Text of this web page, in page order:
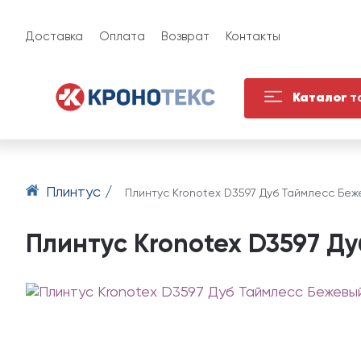
Доставка Оплата Возврат Контакты
Каталог
Плинтус / Плинтус Kronotex D3597 Дуб Таймлесс
Плинтус Kronotex D3597